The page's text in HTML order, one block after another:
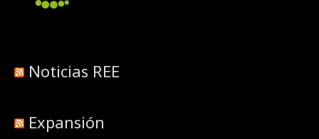
Noticias REE
Expansión